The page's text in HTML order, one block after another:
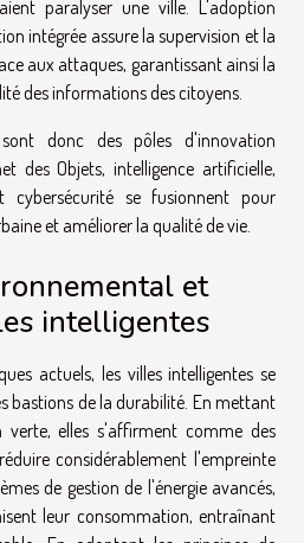
paralyser une ville. L'adoption
intégrée assure la supervision et la
aux attaques, garantissant ainsi la
des informations des citoyens.
donc des pôles d'innovation
des Objets, intelligence artificielle,
cybersécurité se fusionnent pour
et améliorer la qualité de vie.
et
intelligentes
actuels, les villes intelligentes se
bastions de la durabilité. En mettant
verte, elles s'affirment comme des
considérablement l'empreinte
de gestion de l'énergie avancés,
leur consommation, entraînant